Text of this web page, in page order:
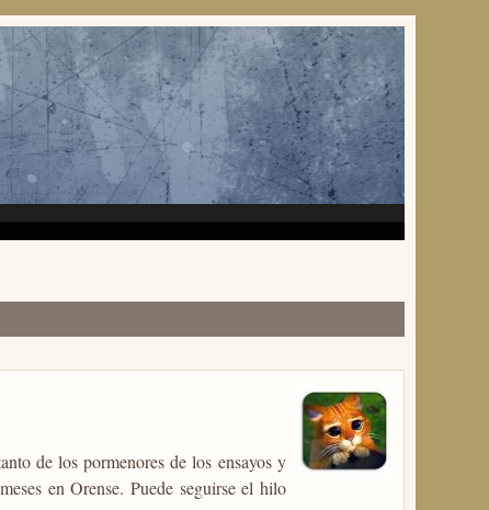
de los pormenores de los ensayos y
en Orense. Puede seguirse el hilo